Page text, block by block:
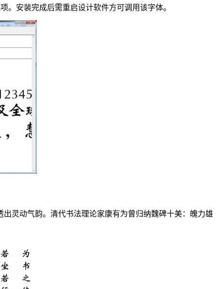
。安装完成后需重启设计软件方可调用该字体。
灵动气韵。清代书法理论家康有为曾归纳魏碑十美：魄力雄